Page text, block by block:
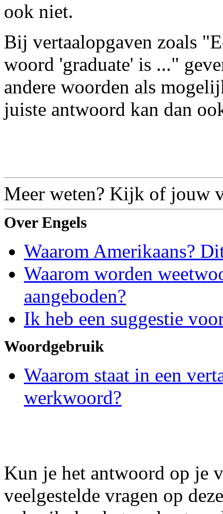
ook niet.
Bij vertaalopgaven zoals
woord 'graduate' is ..."
andere woorden als
juiste antwoord kan dan
Meer weten? Kijk of jouw
Over Engels
Waarom Amerikaans?
Waarom worden
aangeboden?
Ik heb een suggestie
Woordgebruik
Waarom staat in een
werkwoord?
Kun je het antwoord op je
veelgestelde vragen op